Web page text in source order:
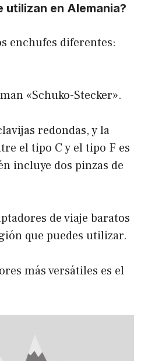
utilizan en Alemania?
enchufes diferentes:
«Schuko-Stecker».
redondas, y la
el tipo C y el tipo F es
incluye dos pinzas de
de viaje baratos
que puedes utilizar.
más versátiles es el